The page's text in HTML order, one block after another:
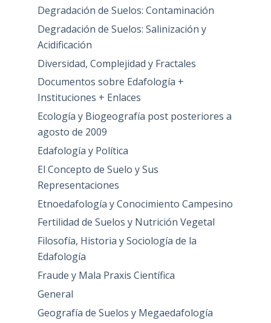
Degradación de Suelos: Contaminación
Degradación de Suelos: Salinización y
Acidificación
Diversidad, Complejidad y Fractales
Documentos sobre Edafología +
Instituciones + Enlaces
Ecología y Biogeografía post posteriores a
agosto de 2009
Edafología y Política
El Concepto de Suelo y Sus
Representaciones
Etnoedafología y Conocimiento Campesino
Fertilidad de Suelos y Nutrición Vegetal
Filosofía, Historia y Sociología de la
Edafología
Fraude y Mala Praxis Científica
General
Geografía de Suelos y Megaedafología